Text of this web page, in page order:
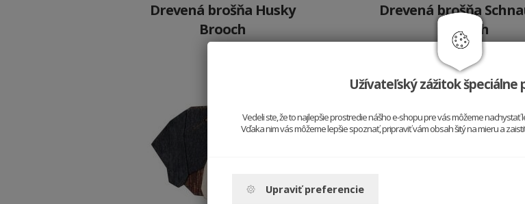
Drevená brošňa Husky
Brooch
10.9 €
Drevená brošňa
Brooch
10.9 €
Užívateľský zážitok špeciálne
Vedeli ste, že to najlepšie prostredie nášho e-shopu pre vás môžeme nachystať
Vďaka nim vás môžeme lepšie spoznať, pripraviť vám obsah šitý na mieru a
Upraviť preferencie